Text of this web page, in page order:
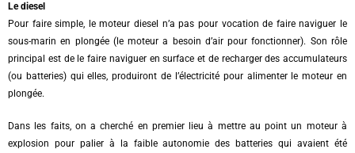
Le diesel
Pour faire simple, le moteur diesel n’a pas pour vocation de faire naviguer le
sous-marin en plongée (le moteur a besoin d’air pour fonctionner). Son rôle
principal est de le faire naviguer en surface et de recharger des accumulateurs
(ou batteries) qui elles, produiront de l’électricité pour alimenter le moteur en
plongée.
Dans les faits, on a cherché en premier lieu à mettre au point un moteur à
explosion pour palier à la faible autonomie des batteries qui avaient été